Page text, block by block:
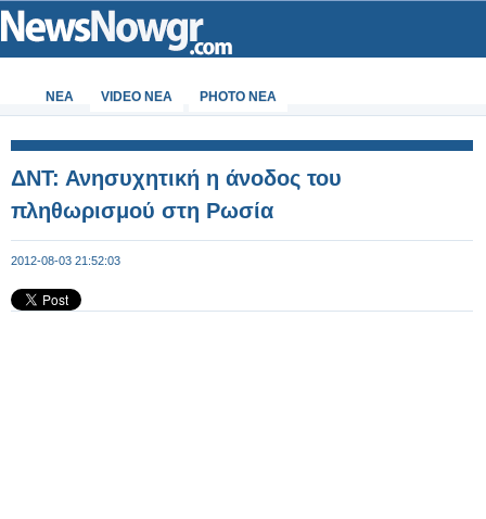
ΝΕΑ VIDEO NEA PHOTO NEA
ΔΝΤ: Ανησυχητική η άνοδος του
πληθωρισμού στη Ρωσία
2012-08-03 21:52:03